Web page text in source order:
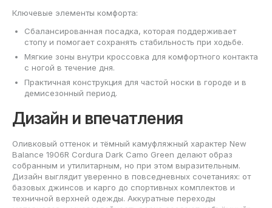
Ключевые элементы комфорта:
Сбалансированная посадка, которая поддерживает
стопу и помогает сохранять стабильность при ходьбе.
Мягкие зоны внутри кроссовка для комфортного контакта
с ногой в течение дня.
Практичная конструкция для частой носки в городе и в
демисезонный период.
Дизайн и впечатления
Оливковый оттенок и тёмный камуфляжный характер New
Balance 1906R Cordura Dark Camo Green делают образ
собранным и утилитарным, но при этом выразительным.
Дизайн выглядит уверенно в повседневных сочетаниях: от
базовых джинсов и карго до спортивных комплектов и
техничной верхней одежды. Аккуратные переходы